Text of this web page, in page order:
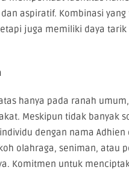
aspiratif. Kombinasi
juga memiliki daya
hanya pada ranah
Meskipun tidak banyak
dengan nama
olahraga, seniman, atau
Komitmen untuk